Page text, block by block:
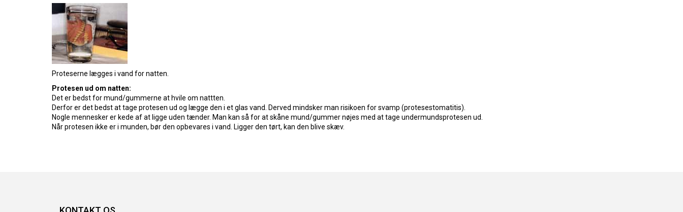
Proteserne lægges i vand for natten.
Protesen ud om natten:
Det er bedst for mund/gummerne at hvile om nattten.
Derfor er det bedst at tage protesen ud og lægge den i et glas vand. Derved mindsker man risikoen for svamp (protesestomatitis).
Nogle mennesker er kede af at ligge uden tænder. Man kan så for at skåne mund/gummer nøjes med at tage undermundsprotesen ud.
Når protesen ikke er i munden, bør den opbevares i vand. Ligger den tørt, kan den blive skæv.